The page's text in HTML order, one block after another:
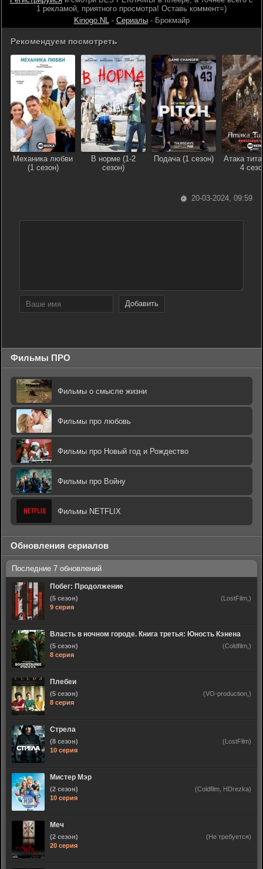
1 рекламой, приятного просмотра! Оставь коммент=)
Kinogo.NL- Сериалы- Брокмайр
Рекомендуем посмотреть
Механика любви
(1 сезон)
В норме (1-2
сезон)
Подача (1 сезон)
Атака
4
20-03-2024, 09:59
Добавить
Фильмы ПРО
Фильмы о смысле жизни
Фильмы про любовь
Фильмы про Новый год и Рождество
Фильмы про Войну
Фильмы NETFLIX
Обновления сериалов
Побег: Продолжение
(5 сезон)
9 серия
(LostFilm,)
Власть в ночном городе. Книга третья: Юность Кэнена
(5 сезон)
8 серия
(Coldfilm,)
Плебеи
(5 сезон)
8 серия
(VO-production,)
Стрела
(8 сезон)
10 серия
(LostFilm)
Мистер Мэр
(2 сезон)
10 серия
(Coldfilm, HDrezka)
Меч
(2 сезон)
20 серия
(Не требуется)